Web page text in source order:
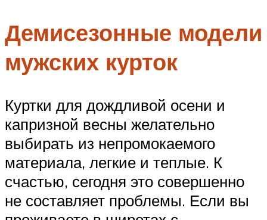
Демисезонные модели
мужских курток
Куртки для дождливой осени и
капризной весны желательно
выбирать из непромокаемого
материала, легкие и теплые. К
счастью, сегодня это совершенно
не составляет проблемы. Если вы